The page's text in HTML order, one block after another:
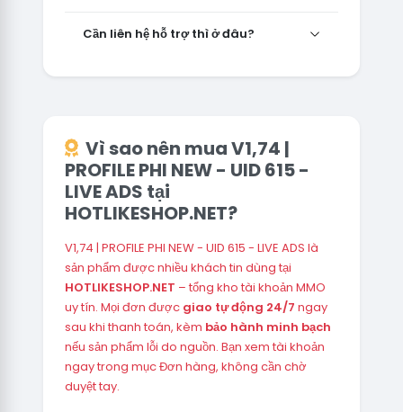
Cần liên hệ hỗ trợ thì ở đâu?
Vì sao nên mua V1,74 |
PROFILE PHI NEW - UID 615 -
LIVE ADS tại
HOTLIKESHOP.NET?
V1,74 | PROFILE PHI NEW - UID 615 - LIVE ADS là
sản phẩm được nhiều khách tin dùng tại
HOTLIKESHOP.NET – tổng kho tài khoản MMO
uy tín. Mọi đơn được giao tự động 24/7 ngay
sau khi thanh toán, kèm bảo hành minh bạch
nếu sản phẩm lỗi do nguồn. Bạn xem tài khoản
ngay trong mục Đơn hàng, không cần chờ
duyệt tay.